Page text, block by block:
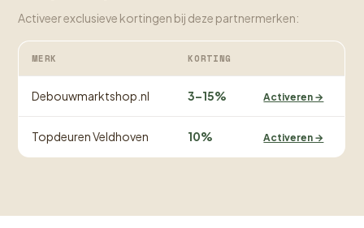
Activeer exclusieve kortingen bij deze partnermerken:
MERK KORTING
Debouwmarktshop.nl 3–15% Activeren →
Topdeuren Veldhoven 10% Activeren →